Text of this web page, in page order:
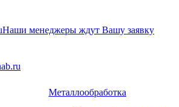
Наши менеджеры ждут Вашу заявку
Металлообработка